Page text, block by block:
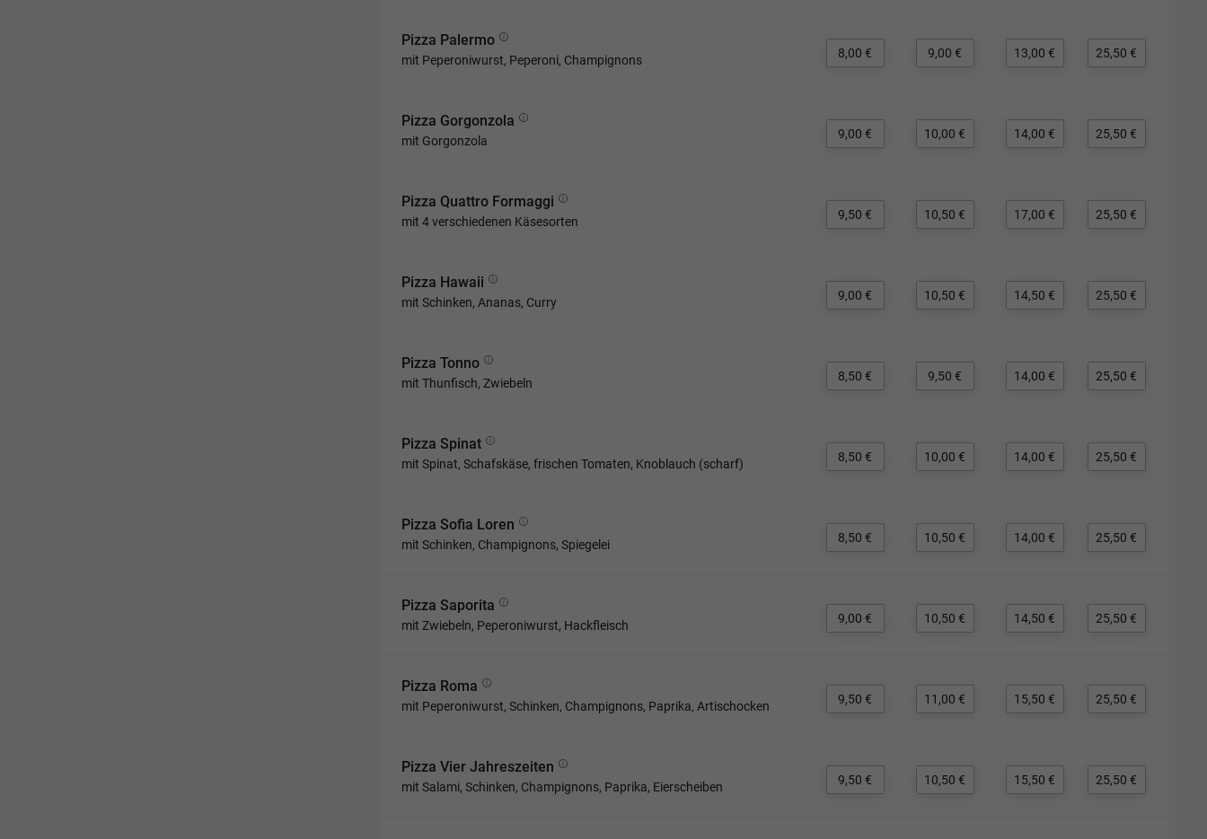
Pizza Palermo
mit Peperoniwurst, Peperoni, Champignons 8,00 € 9,00 € 13,00 € 25,50 €
Pizza Gorgonzola
mit Gorgonzola 9,00 € 10,00 € 14,00 € 25,50 €
Pizza Quattro Formaggi
mit 4 verschiedenen Käsesorten 9,50 € 10,50 € 17,00 € 25,50 €
Pizza Hawaii
mit Schinken, Ananas, Curry 9,00 € 10,50 € 14,50 € 25,50 €
Pizza Tonno
mit Thunfisch, Zwiebeln 8,50 € 9,50 € 14,00 € 25,50 €
Pizza Spinat
mit Spinat, Schafskäse, frischen Tomaten, Knoblauch (scharf) 8,50 € 10,00 € 14,00 € 25,50 €
Pizza Sofia Loren
mit Schinken, Champignons, Spiegelei 8,50 € 10,50 € 14,00 € 25,50 €
Pizza Saporita
mit Zwiebeln, Peperoniwurst, Hackfleisch 9,00 € 10,50 € 14,50 € 25,50 €
Pizza Roma
mit Peperoniwurst, Schinken, Champignons, Paprika, Artischocken 9,50 € 11,00 € 15,50 € 25,50 €
Pizza Vier Jahreszeiten
mit Salami, Schinken, Champignons, Paprika, Eierscheiben 9,50 € 10,50 € 15,50 € 25,50 €